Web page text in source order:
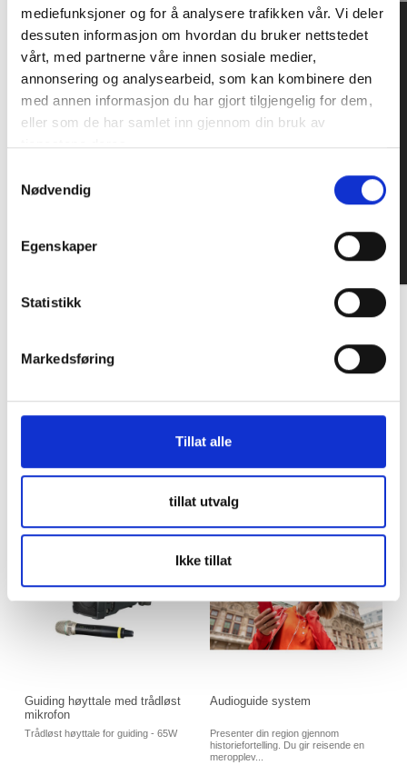
mediefunksjoner og for å analysere trafikken vår. Vi deler
dessuten informasjon om hvordan du bruker nettstedet
vårt, med partnerne våre innen sosiale medier,
annonsering og analysearbeid, som kan kombinere den
med annen informasjon du har gjort tilgjengelig for dem,
eller som de har samlet inn gjennom din bruk av
tjenestene deres.
Nødvendig
Egenskaper
Statistikk
Markedsføring
Tillat alle
tillat utvalg
Ikke tillat
ANMELDELSER
DEL
Du er kanskje også interessert i
Guiding høyttale med trådløst
mikrofon
Trådløst høyttale for guiding - 65W
Audioguide system
Presenter din region gjennom
historiefortelling. Du gir reisende en
meropplev...